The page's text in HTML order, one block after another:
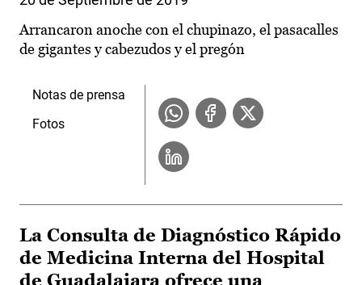
Arrancaron anoche con el chupinazo, el pasacalles
de gigantes y cabezudos y el pregón
Notas de prensa
Fotos
La Consulta de Diagnóstico Rápido
de Medicina Interna del Hospital
de Guadalajara ofrece una